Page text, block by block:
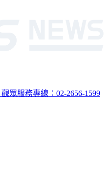
觀眾服務專線：02-2656-1599